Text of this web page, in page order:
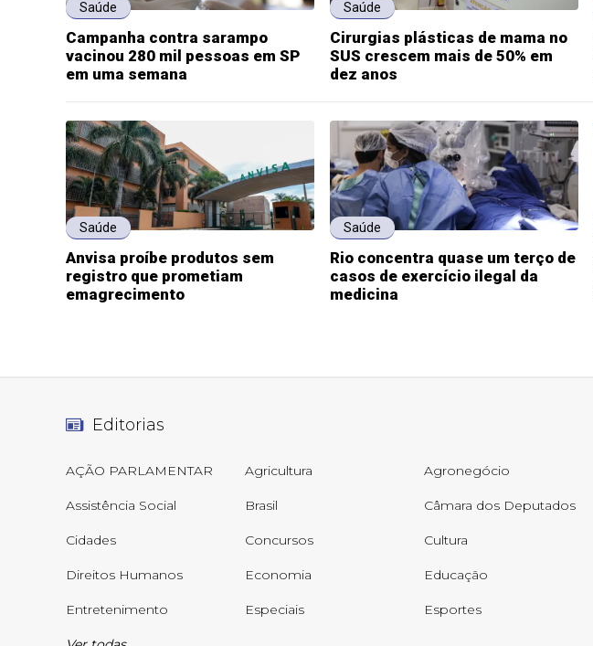
Saúde
Campanha contra sarampo
vacinou 280 mil pessoas em SP
em uma semana
Saúde
Cirurgias plásticas de mama no
SUS crescem mais de 50% em
dez anos
Saúde
Anvisa proíbe produtos sem
registro que prometiam
emagrecimento
Saúde
Rio concentra quase um terço de
casos de exercício ilegal da
medicina
Editorias
AÇÃO PARLAMENTAR Agricultura Agronegócio
Assistência Social Brasil Câmara dos Deputados
Cidades Concursos Cultura
Direitos Humanos Economia Educação
Entretenimento Especiais Esportes